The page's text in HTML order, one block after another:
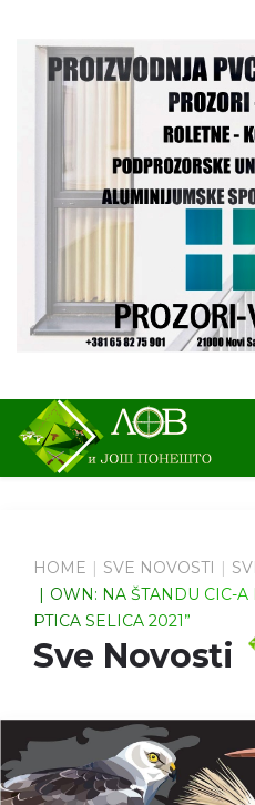
HOME SVE NOVOSTI
OWN: NA ŠTANDU CIC-A
PTICA SELICA 2021”
Sve Novosti